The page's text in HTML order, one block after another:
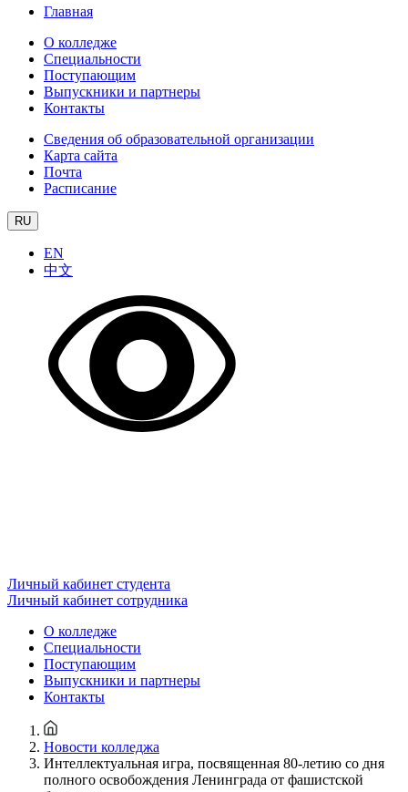
Главная
О колледже
Специальности
Поступающим
Выпускники и партнеры
Контакты
Сведения об образовательной организации
Карта сайта
Почта
Расписание
RU
EN
中文
Личный кабинет студента
Личный кабинет сотрудника
О колледже
Специальности
Поступающим
Выпускники и партнеры
Контакты
Новости колледжа
Интеллектуальная игра, посвященная 80-летию со дня
полного освобождения Ленинграда от фашистской